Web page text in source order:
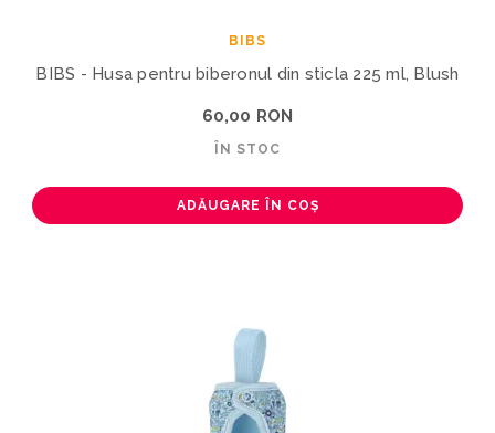
BIBS
BIBS - Husa pentru biberonul din sticla 225 ml, Blush
60,00 RON
ÎN STOC
ADĂUGARE ÎN COȘ